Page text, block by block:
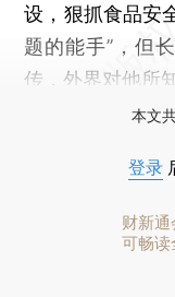
设，狠抓食品安
题的能手”，但
传，外界对他所
本文
登录
财新通
可畅读